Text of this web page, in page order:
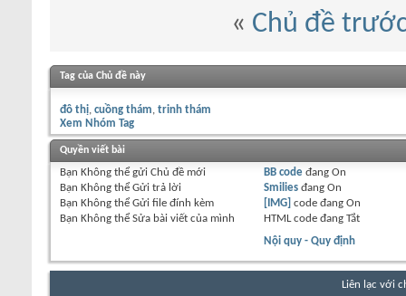
« Chủ đề
Tag của Chủ đề này
đô thị cuồng thám trinh thám
Xem Nhóm Tag
Quyền viết bài
Bạn Không thể gửi Chủ đề mới
Bạn Không thể Gửi trả lời
Bạn Không thể Gửi file đính kèm
Bạn Không thể Sửa bài viết của mình
BB code đang On
Smiliesđang On
[IMG] code đang On
HTML code đang Tắt
Nội quy - Quy định
Liên lạc với